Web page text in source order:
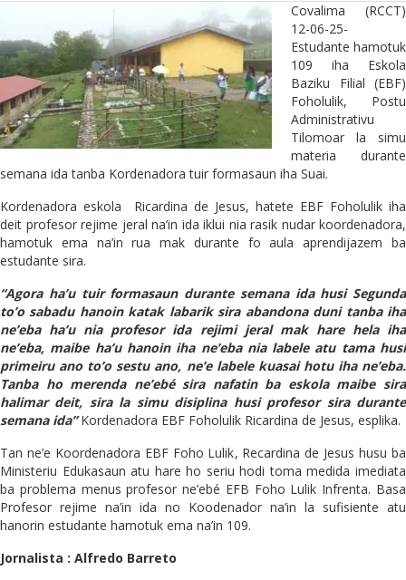
Covalima (RCCT)
12-06-25-
Estudante hamotuk
109 iha Eskola
Baziku Filial (EBF)
Foholulik, Postu
Administrativu
Tilomoar la simu
materia durante
semana ida tanba Kordenadora tuir formasaun iha Suai.
Kordenadora eskola Ricardina de Jesus, hatete EBF Foholulik iha
deit profesor rejime jeral na’in ida iklui nia rasik nudar koordenadora,
hamotuk ema na’in rua mak durante fo aula aprendijazem ba
estudante sira.
“Agora ha’u tuir formasaun durante semana ida husi Segunda
to’o sabadu hanoin katak labarik sira abandona duni tanba iha
ne’eba ha’u nia profesor ida rejimi jeral mak hare hela iha
ne’eba, maibe ha’u hanoin iha ne’eba nia labele atu tama husi
primeiru ano to’o sestu ano, ne’e labele kuasai hotu iha ne’eba.
Tanba ho merenda ne’ebé sira nafatin ba eskola maibe sira
halimar deit, sira la simu disiplina husi profesor sira durante
semana ida”Kordenadora EBF Foholulik Ricardina de Jesus, esplika.
Tan ne’e Koordenadora EBF Foho Lulik, Recardina de Jesus husu ba
Ministeriu Edukasaun atu hare ho seriu hodi toma medida imediata
ba problema menus profesor ne’ebé EFB Foho Lulik Infrenta. Basa
Profesor rejime na’in ida no Koodenador na’in la sufisiente atu
hanorin estudante hamotuk ema na’in 109.
Jornalista : Alfredo Barreto